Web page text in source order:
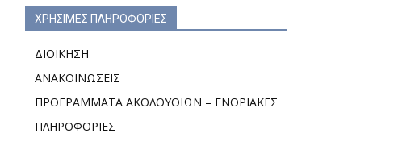
ΧΡΗΣΙΜΕΣ ΠΛΗΡΟΦΟΡΙΕΣ
ΔΙΟΙΚΗΣΗ
ΑΝΑΚΟΙΝΩΣΕΙΣ
ΠΡΟΓΡΑΜΜΑΤΑ ΑΚΟΛΟΥΘΙΩΝ – ΕΝΟΡΙΑΚΕΣ
ΠΛΗΡΟΦΟΡΙΕΣ